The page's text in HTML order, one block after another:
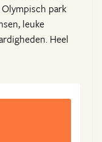
park
leuke
Heel